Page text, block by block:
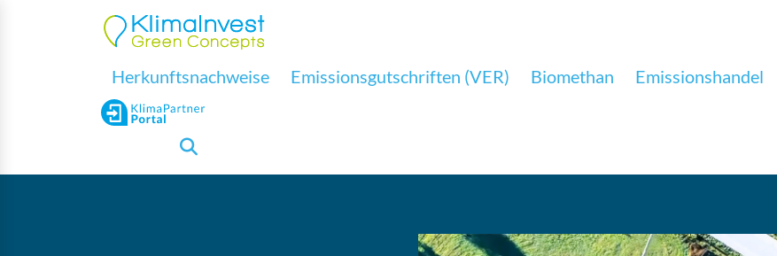
Herkunftsnachweise Emissionsgutschriften (VER) Biomethan Emissionshandel